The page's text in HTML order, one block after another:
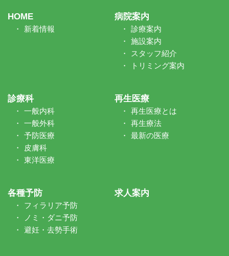
HOME
新着情報
病院案内
診療案内
施設案内
スタッフ紹介
トリミング案内
診療科
一般内科
一般外科
予防医療
皮膚科
東洋医療
再生医療
再生医療とは
再生療法
最新の医療
各種予防
フィラリア予防
ノミ・ダニ予防
避妊・去勢手術
求人案内